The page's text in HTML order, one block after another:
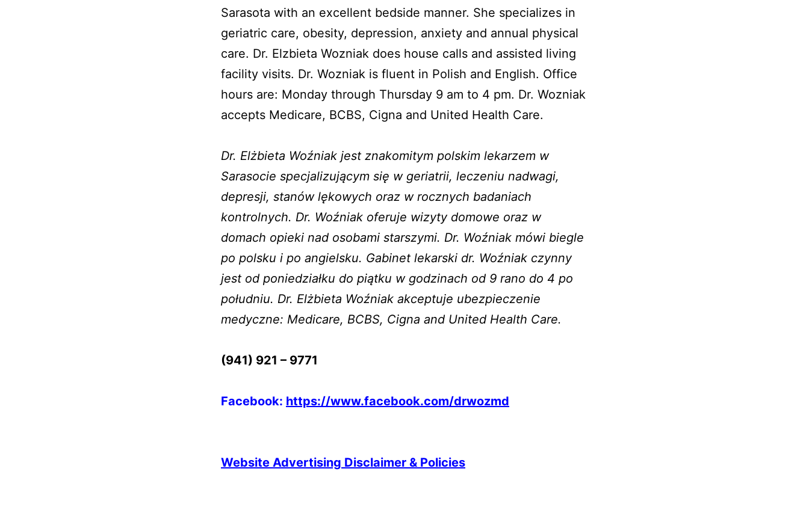
Sarasota with an excellent bedside manner. She specializes in
geriatric care, obesity, depression, anxiety and annual physical
care. Dr. Elzbieta Wozniak does house calls and assisted living
facility visits. Dr. Wozniak is fluent in Polish and English. Office
hours are: Monday through Thursday 9 am to 4 pm. Dr. Wozniak
accepts Medicare, BCBS, Cigna and United Health Care.
Dr. Elżbieta Woźniak jest znakomitym polskim lekarzem w
Sarasocie specjalizującym się w geriatrii, leczeniu nadwagi,
depresji, stanów lękowych oraz w rocznych badaniach
kontrolnych. Dr. Woźniak oferuje wizyty domowe oraz w
domach opieki nad osobami starszymi. Dr. Woźniak mówi biegle
po polsku i po angielsku. Gabinet lekarski dr. Woźniak czynny
jest od poniedziałku do piątku w godzinach od 9 rano do 4 po
południu. Dr. Elżbieta Woźniak akceptuje ubezpieczenie
medyczne: Medicare, BCBS, Cigna and United Health Care.
(941) 921 – 9771
Facebook: https://www.facebook.com/drwozmd
Website Advertising Disclaimer & Policies